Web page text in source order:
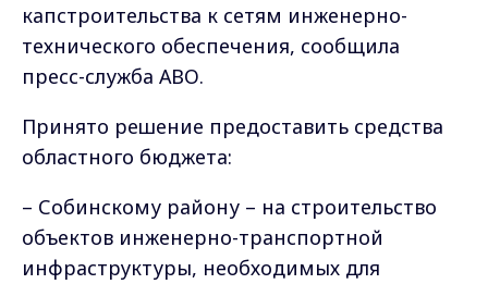
капстроительства к сетям инженерно-
технического обеспечения, сообщила
пресс-служба АВО.
Принято решение предоставить средства
областного бюджета:
– Собинскому району – на строительство
объектов инженерно-транспортной
инфраструктуры, необходимых для